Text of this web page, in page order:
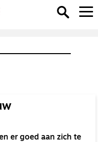
er goed aan zich te